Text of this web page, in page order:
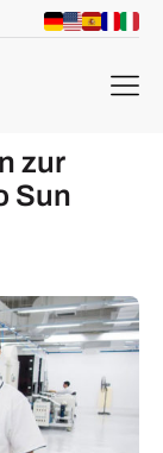
menu
zur
Sun